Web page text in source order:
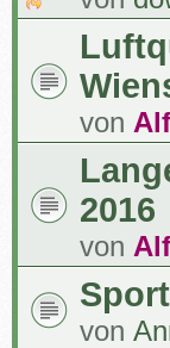
von
2016
von
von